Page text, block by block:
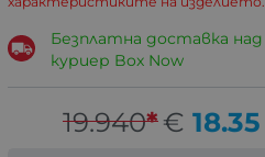
Безплатна доставка над
куриер Box Now
19.940*€ 18.35